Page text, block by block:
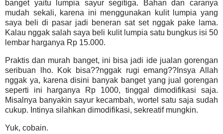
banget yaitu lumpia sayur segitiga. Bahan dan caranya
mudah sekali, karena ini menggunakan kulit lumpia yang
saya beli di pasar jadi beneran sat set nggak pake lama.
Kalau nggak salah saya beli kulit lumpia satu bungkus isi 50
lembar harganya Rp 15.000.
Praktis dan murah banget, ini bisa jadi ide jualan gorengan
seribuan lho. Kok bisa??nggak rugi emang??Insya Allah
nggak ya, karena disini banyak banget yang jual gorengan
seperti ini harganya Rp 1000, tinggal dimodifikasi saja.
Misalnya banyakin sayur kecambah, wortel satu saja sudah
cukup. Intinya silahkan dimodifikasi, sekreatif mungkin.
Yuk, cobain.